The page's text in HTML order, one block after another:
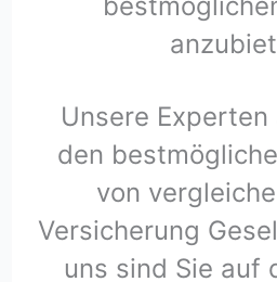
Unsere
den
von
Versicherung
uns sind Sie auf